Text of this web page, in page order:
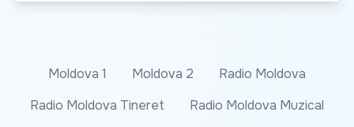
Moldova 1 Moldova 2
Radio Moldova
Radio Moldova Tineret
Radio Moldova Muzical